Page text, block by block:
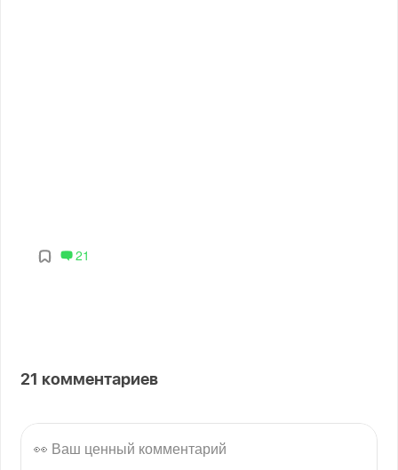
21
21 комментариев